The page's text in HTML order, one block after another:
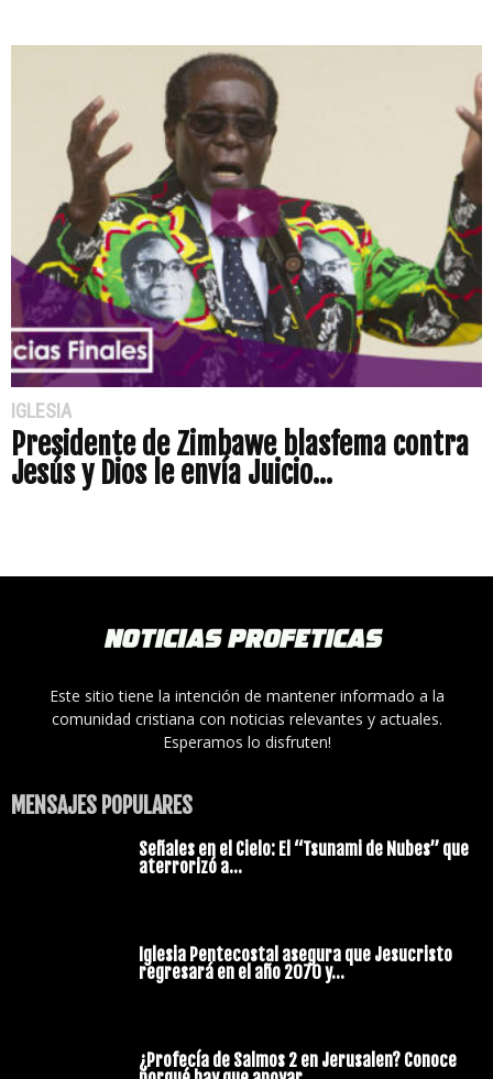
IGLESIA
Presidente de Zimbawe blasfema contra
Jesús y Dios le envía Juicio...
Este sitio tiene la intención de mantener informado a la
comunidad cristiana con noticias relevantes y actuales.
Esperamos lo disfruten!
MENSAJES POPULARES
Señales en el Cielo: El “Tsunami de Nubes” que
aterrorizó a...
Iglesia Pentecostal asegura que Jesucristo
regresará en el año 2070 y...
¿Profecía de Salmos 2 en Jerusalen? Conoce